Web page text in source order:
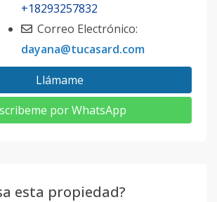
+18293257832
Correo Electrónico:
dayana@tucasard.com
Llámame
por WhatsApp
esta propiedad?